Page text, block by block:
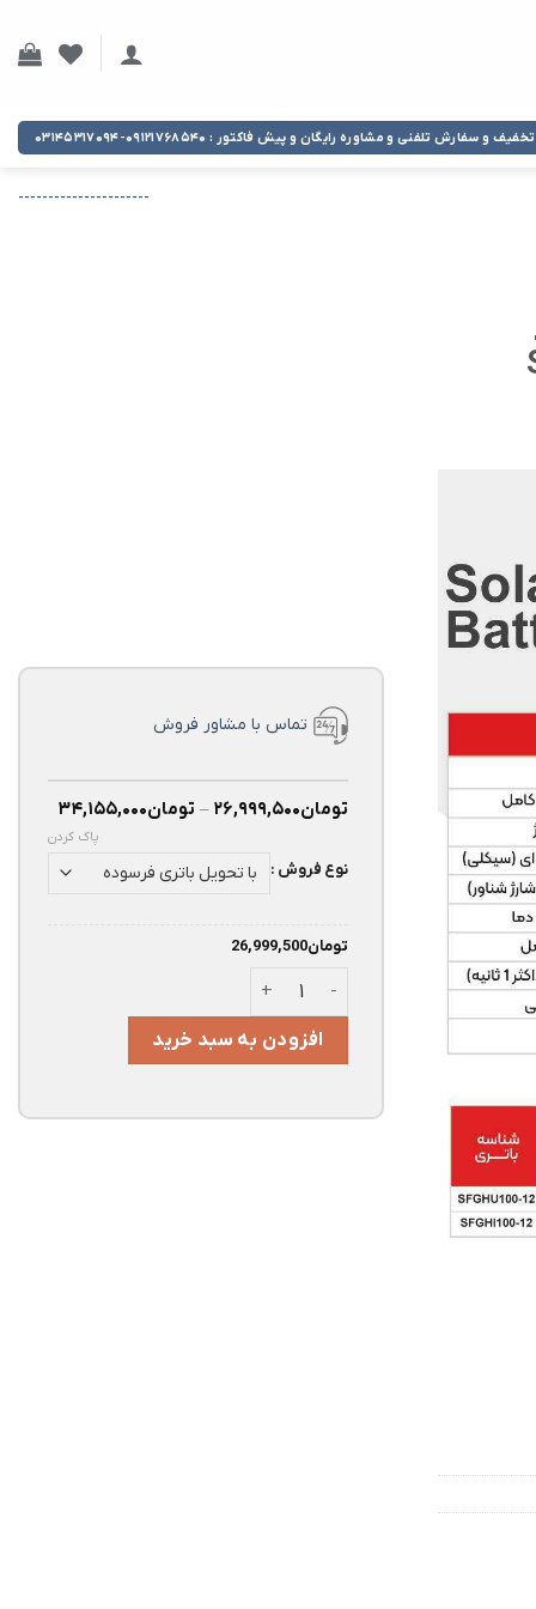
تخفیف و سفارش تلفنی و مشاوره رایگان و پیش فاکتور : ۰۹۱۲۱۷۶۸۵۴۰-۰۳۱۴۵۳۱۷۰۹۴
----------------------
تماس با مشاور فروش
تومان۲۶,۹۹۹,۵۰۰ – تومان۳۴,۱۵۵,۰۰۰
نوع فروش :
پاک کردن
تومان26,999,500
قیمت و خرید باتری خورشیدی 100 آمپر اوربیتال سپاهان باتری SFGHU100-12 عدد
افزودن به سبد خرید